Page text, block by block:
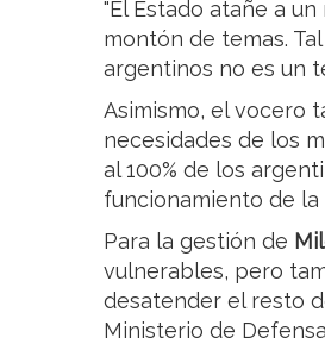
"El Estado atañe a
montón de temas.
argentinos no es un
Asimismo, el vocero
necesidades de los
al 100% de los
funcionamiento de la
Para la gestión de
vulnerables, pero
desatender el resto
Ministerio de